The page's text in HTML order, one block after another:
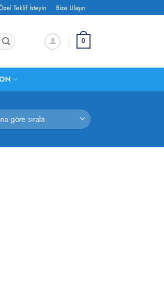
Teklif İsteyin Bize Ulaşın
0